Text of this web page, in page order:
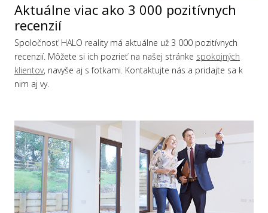
Aktuálne viac ako 3 000 pozitívnych
recenzií
Spoločnosť HALO reality má aktuálne už 3 000 pozitívnych
recenzií. Môžete si ich pozrieť na našej stránke spokojných
klientov, navyše aj s fotkami. Kontaktujte nás a pridajte sa k
nim aj vy.